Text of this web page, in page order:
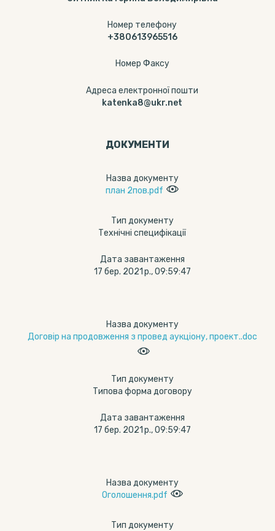
Номер телефону
+380613965516
Номер Факсу
Адреса електронної пошти
katenka8@ukr.net
ДОКУМЕНТИ
Назва документу
план 2пов.pdf
Тип документу
Технічні специфікації
Дата завантаження
17 бер. 2021 р., 09:59:47
Назва документу
Договір на продовження з провед аукціону, проект..doc
Тип документу
Типова форма договору
Дата завантаження
17 бер. 2021 р., 09:59:47
Назва документу
Оголошення.pdf
Тип документу